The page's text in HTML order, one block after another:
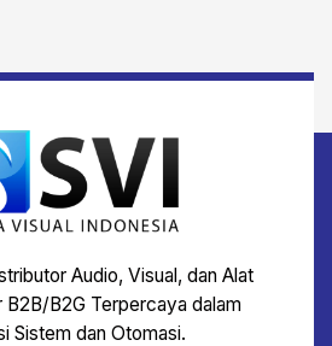
Audio, Visual, dan Alat
B2B/B2G Terpercaya dalam
Sistem dan Otomasi.